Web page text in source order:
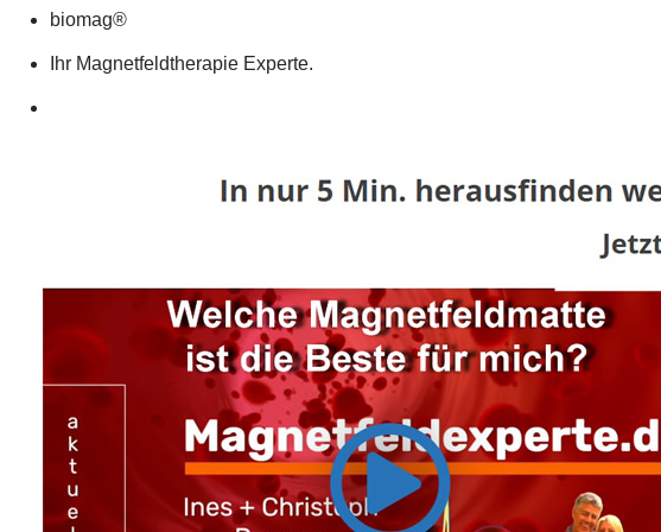
biomag®
Ihr Magnetfeldtherapie Experte.